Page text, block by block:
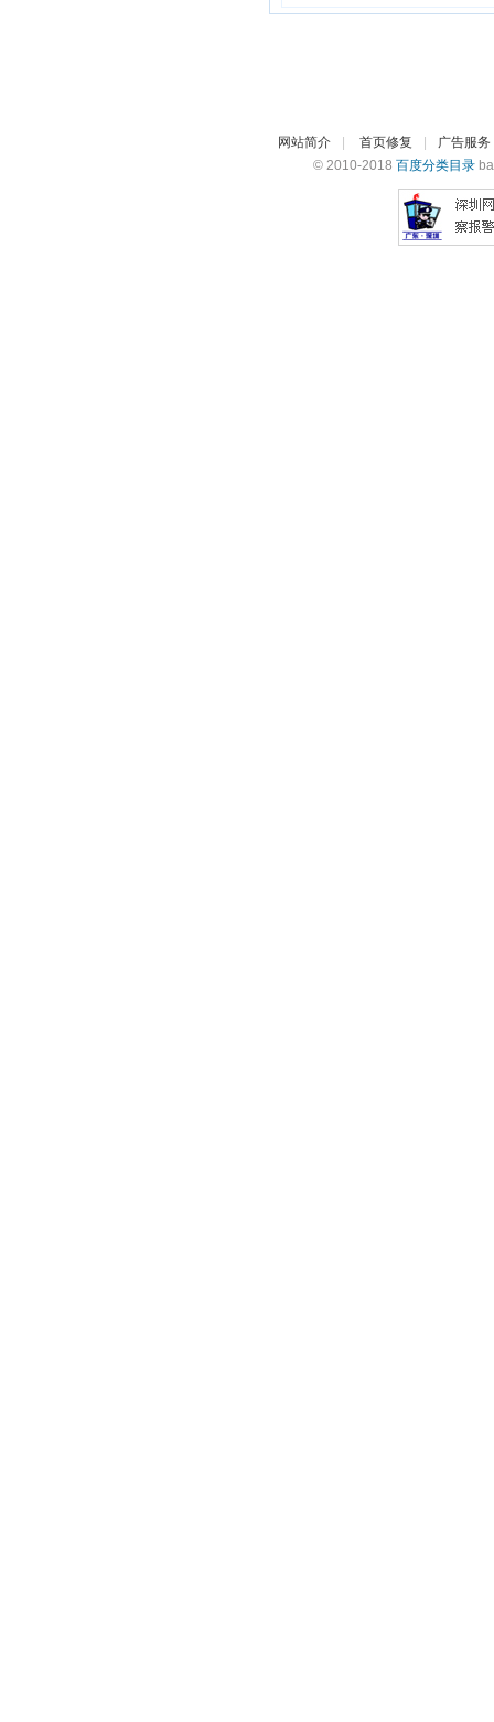
网站简介 首页修复
广告服务
© 2010-2018 百度分类目录